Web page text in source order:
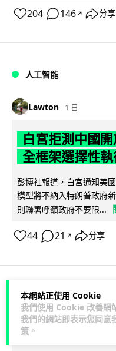
本網站正使用 Cookie
我們使用 Cookie 改善網
我們的網站即表示您同意
策 。
204 146 ↗ 分享
人工智能
Lawton 1 日
白宮拒測中國
全框架選擇性執
彭博社報道，白宮通知美
模型將不納入特朗普政府
則聯署呼籲政府不要限...
44 21 ↗ 分享
人工智能
Vin